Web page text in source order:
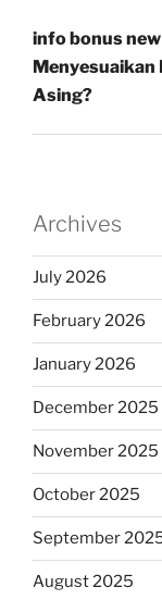
info bonus
Menyesuaikan
Asing?
Archives
July 2026
February 2026
January 2026
December 2025
November 2025
October 2025
September
August 2025